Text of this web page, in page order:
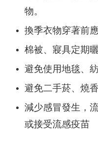
物。
換季衣物穿著前
棉被、寢具定期
避免使用地毯、
避免二手菸、燒
減少感冒發生，
或接受流感疫苗